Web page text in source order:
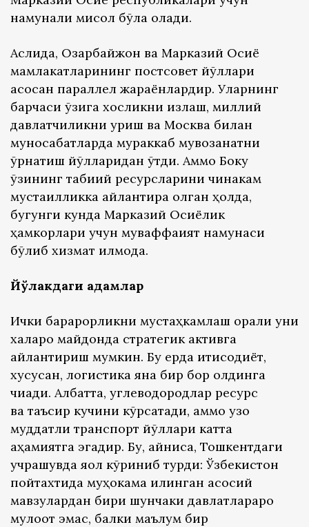
намунали мисол бўла олади.
Аслида, Озарбайжон ва Марказий Осиё
мамлакатларининг постсовет йўллари
асосан параллел жараёнлардир. Уларнинг
барчаси ўзига хосликни излаш, миллий
давлатчиликни қуриш ва Москва билан
муносабатларда мураккаб мувозанатни
ўрнатиш йўлларидан ўтди. Аммо Боку
ўзининг табиий ресурсларини чинакам
мустақилликка айлантира олган ҳолда,
бугунги кунда Марказий Осиёлик
ҳамкорлари учун муваффақият намунаси
бўлиб хизмат қилмоқда.
Йўлакдаги қадамлар
Ички барқарорликни мустаҳкамлаш орқали уни
халқаро майдонда стратегик активга
айлантириш мумкин. Бу ерда иқтисодиёт,
хусусан, логистика яна бир бор олдинга
чиқади. Албатта, углеводородлар ресурс
ва таъсир кучини кўрсатади, аммо узоқ
муддатли транспорт йўллари катта
аҳамиятга эгадир. Бу, айниқса, Тошкентдаги
учрашувда яққол кўриниб турди: Ўзбекистон
пойтахтида муҳокама қилинган асосий
мавзулардан бири шунчаки давлатлараро
мулоқот эмас, балки маълум бир